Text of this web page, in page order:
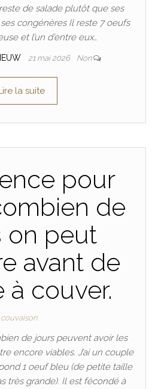
de salade plutôt que ses
congénères Il reste 7 oeufs
et l’un d’entre eux…
21 mai 2026 Non
la suite
pour
de
on peut
avant de
à couver.
couvaison
de jours peuvent avoir les
encore viables. J’ai un couple
1 oeuf bleu (de petite taille
très grande). Il est fécondé à